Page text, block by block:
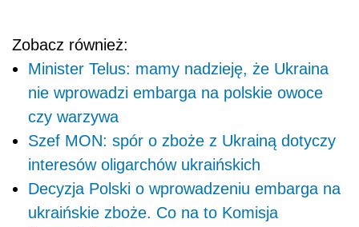
Zobacz również:
Minister Telus: mamy nadzieję, że Ukraina
nie wprowadzi embarga na polskie owoce
czy warzywa
Szef MON: spór o zboże z Ukrainą dotyczy
interesów oligarchów ukraińskich
Decyzja Polski o wprowadzeniu embarga na
ukraińskie zboże. Co na to Komisja